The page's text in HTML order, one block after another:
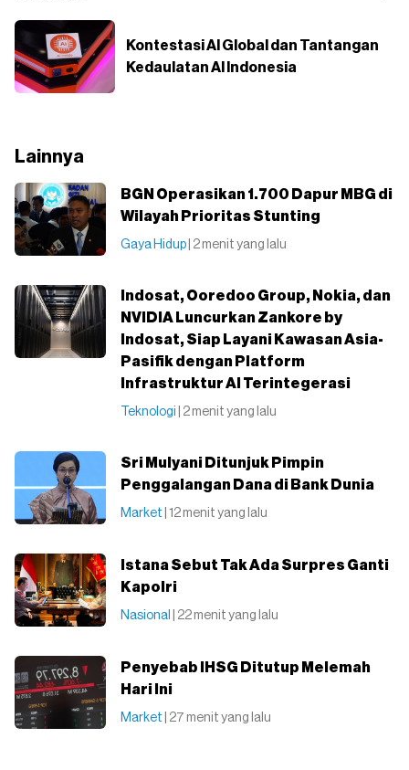
Kontestasi AI Global dan Tantangan
Kedaulatan AI Indonesia
Lainnya
BGN Operasikan 1.700 Dapur MBG di
Wilayah Prioritas Stunting
Gaya Hidup | 2 menit yang lalu
Indosat, Ooredoo Group, Nokia, dan
NVIDIA Luncurkan Zankore by
Indosat, Siap Layani Kawasan Asia-
Pasifik dengan Platform
Infrastruktur AI Terintegerasi
Teknologi | 2 menit yang lalu
Sri Mulyani Ditunjuk Pimpin
Penggalangan Dana di Bank Dunia
Market | 12 menit yang lalu
Istana Sebut Tak Ada Surpres Ganti
Kapolri
Nasional | 22 menit yang lalu
Penyebab IHSG Ditutup Melemah
Hari Ini
Market | 27 menit yang lalu